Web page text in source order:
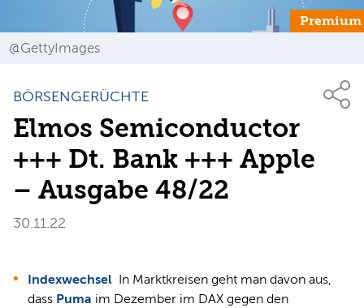
Premium
@GettyImages
BÖRSENGERÜCHTE
Elmos Semiconductor
+++ Dt. Bank +++ Apple
– Ausgabe 48/22
30.11.22
Indexwechsel In Marktkreisen geht man davon aus,
dass Puma im Dezember im DAX gegen den